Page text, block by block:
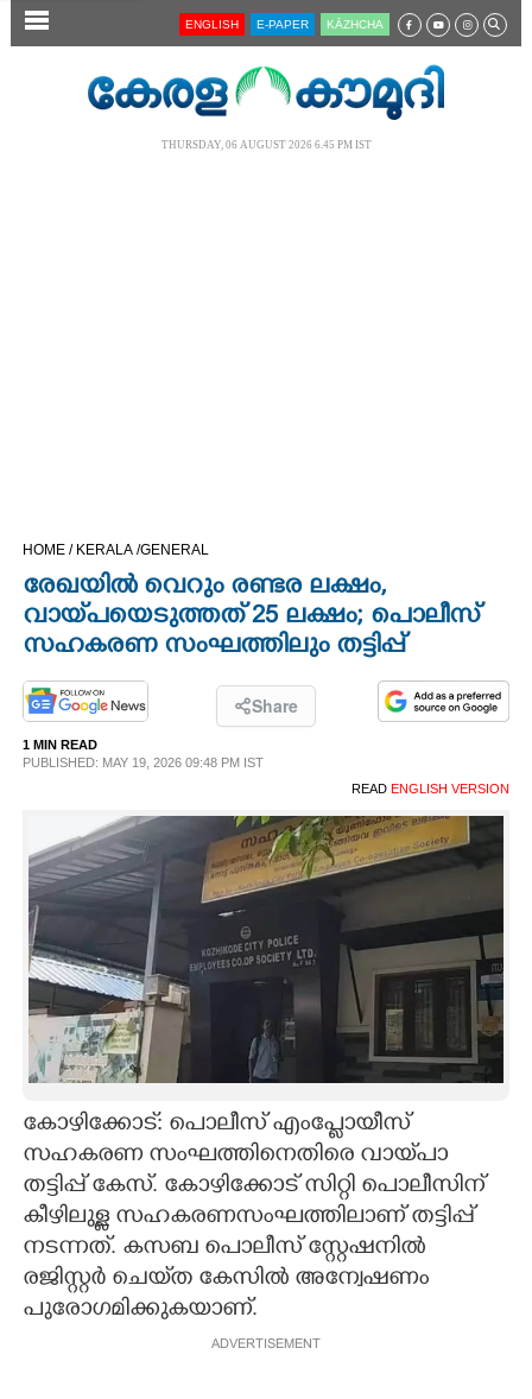
SECTIONS
CINEMA
OPINION
PHOTOS
LIFESTYLE
SPIRITUAL
INFO+
ART
ASTRO
LITERATURE
ZOOM
CONTACT US
ENGLISH E-PAPER KĀZHCHA
THURSDAY, 06 AUGUST 2026 6.45 PM IST
HOME / KERALA /GENERAL
രേഖയിൽ വെറും രണ്ടര ലക്ഷം,
വായ്‌പയെടുത്തത് 25 ലക്ഷം; പൊലീസ്
സഹകരണ സംഘത്തിലും തട്ടിപ്പ്
Share
1 MIN READ
PUBLISHED: MAY 19, 2026 09:48 PM IST
READ ENGLISH VERSION
കോഴിക്കോട്: പൊലീസ് എംപ്ലോയീസ്
സഹകരണ സംഘത്തിനെതിരെ വായ്‌പാ
തട്ടിപ്പ് കേസ്. കോഴിക്കോട് സിറ്റി പൊലീസിന്
കീഴിലുള്ള സഹകരണസംഘത്തിലാണ് തട്ടിപ്പ്
നടന്നത്. കസബ പൊലീസ് സ്റ്റേഷനിൽ
രജിസ്റ്റർ ചെയ്‌ത കേസിൽ അന്വേഷണം
പുരോഗമിക്കുകയാണ്.
ADVERTISEMENT